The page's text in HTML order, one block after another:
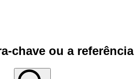
chave ou a referência